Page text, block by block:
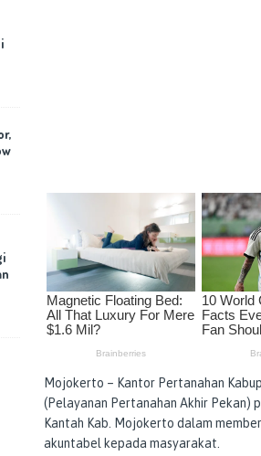
Mojokerto – Kantor Pertanahan
(Pelayanan Pertanahan Akhir Pekan)
Kantah Kab. Mojokerto dalam
akuntabel kepada masyarakat.